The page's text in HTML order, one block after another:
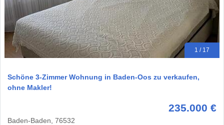
1 / 17
Schöne 3-Zimmer Wohnung in Baden-Oos zu verkaufen,
ohne Makler!
235.000 €
Baden-Baden, 76532